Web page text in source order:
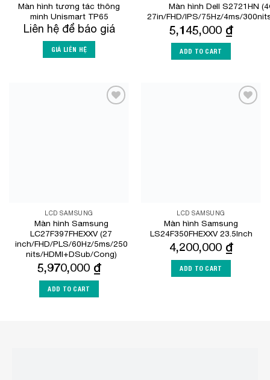
Màn hình tương tác thông
minh Unismart TP65
Liên hệ để báo giá
GIÁ LIÊN HỆ
Màn hình Dell S2721HN
27in/FHD/IPS/75Hz/4ms/
5,145,000 ₫
ADD TO CART
LCD SAMSUNG
Màn hình Samsung
LC27F397FHEXXV (27
inch/FHD/PLS/60Hz/5ms/250
nits/HDMI+DSub/Cong)
5,970,000 ₫
ADD TO CART
LCD SAMSUNG
Màn hình Samsung
LS24F350FHEXXV 23.5Inch
4,200,000 ₫
ADD TO CART